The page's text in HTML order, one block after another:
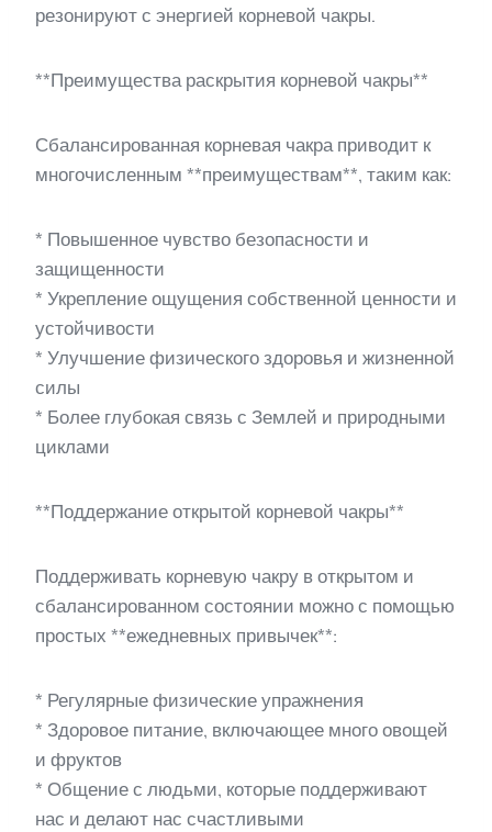
резонируют с энергией корневой чакры.
**Преимущества раскрытия корневой чакры**
Сбалансированная корневая чакра приводит к
многочисленным **преимуществам**, таким как:
* Повышенное чувство безопасности и
защищенности
* Укрепление ощущения собственной ценности и
устойчивости
* Улучшение физического здоровья и жизненной
силы
* Более глубокая связь с Землей и природными
циклами
**Поддержание открытой корневой чакры**
Поддерживать корневую чакру в открытом и
сбалансированном состоянии можно с помощью
простых **ежедневных привычек**:
* Регулярные физические упражнения
* Здоровое питание, включающее много овощей
и фруктов
* Общение с людьми, которые поддерживают
нас и делают нас счастливыми